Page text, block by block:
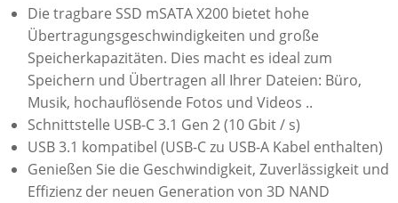
Die tragbare SSD mSATA X200 bietet hohe
Übertragungsgeschwindigkeiten und große
Speicherkapazitäten. Dies macht es ideal zum
Speichern und Übertragen all Ihrer Dateien: Büro,
Musik, hochauflösende Fotos und Videos ..
Schnittstelle USB-C 3.1 Gen 2 (10 Gbit / s)
USB 3.1 kompatibel (USB-C zu USB-A Kabel enthalten)
Genießen Sie die Geschwindigkeit, Zuverlässigkeit und
Effizienz der neuen Generation von 3D NAND